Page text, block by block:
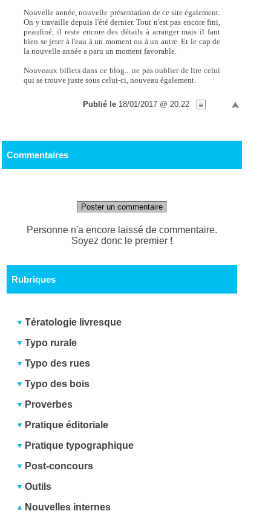
Nouvelle année, nouvelle présentation de ce site également.
On y travaille depuis l'été dernier. Tout n'est pas encore fini,
peaufiné, il reste encore des détails à arranger mais il faut
bien se jeter à l'eau à un moment ou à un autre. Et le cap de
la nouvelle année a paru un moment favorable.
Nouveaux billets dans ce blog... ne pas oublier de lire celui
qui se trouve juste sous celui-ci, nouveau également.
Publié le 18/01/2017 @ 20:22
Commentaires
Poster un commentaire
Personne n'a encore laissé de commentaire.
Soyez donc le premier !
Rubriques
Tératologie livresque
Typo rurale
Typo des rues
Typo des bois
Proverbes
Pratique éditoriale
Pratique typographique
Post-concours
Outils
Nouvelles internes